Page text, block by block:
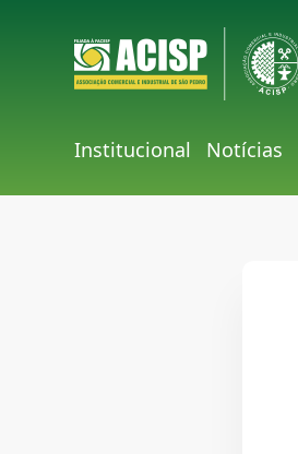
Institucional Notícias